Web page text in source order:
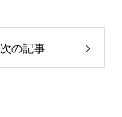
次の記事